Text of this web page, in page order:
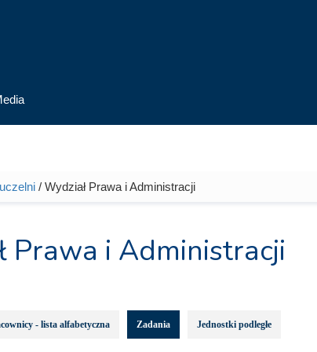
/ Wydział Prawa i Administracji
Prawa i Administracji
- lista alfabetyczna Zadania Jednostki podległe